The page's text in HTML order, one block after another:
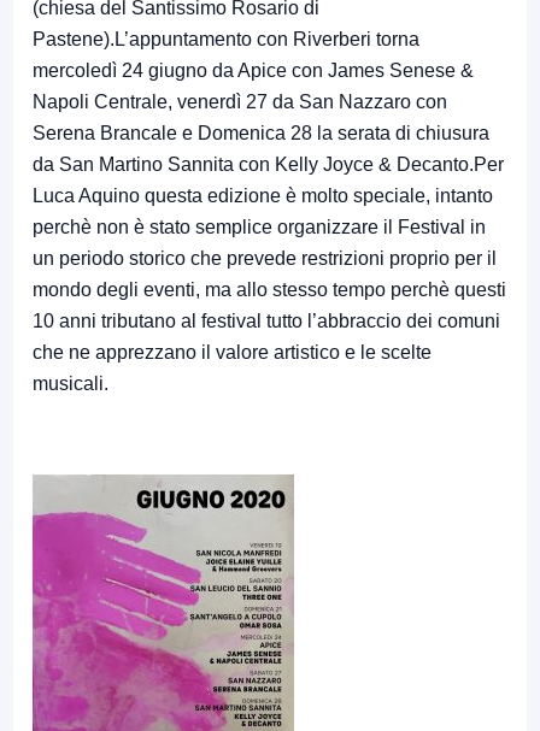
(chiesa del Santissimo Rosario di
Pastene).L’appuntamento con Riverberi torna
mercoledì 24 giugno da Apice con James Senese &
Napoli Centrale, venerdì 27 da San Nazzaro con
Serena Brancale e Domenica 28 la serata di chiusura
da San Martino Sannita con Kelly Joyce & Decanto.Per
Luca Aquino questa edizione è molto speciale, intanto
perchè non è stato semplice organizzare il Festival in
un periodo storico che prevede restrizioni proprio per il
mondo degli eventi, ma allo stesso tempo perchè questi
10 anni tributano al festival tutto l’abbraccio dei comuni
che ne apprezzano il valore artistico e le scelte
musicali.